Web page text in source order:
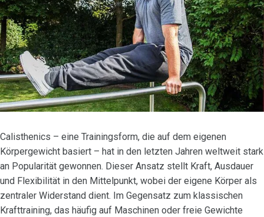
Calisthenics – eine Trainingsform, die auf dem eigenen
Körpergewicht basiert – hat in den letzten Jahren weltweit stark
an Popularität gewonnen. Dieser Ansatz stellt Kraft, Ausdauer
und Flexibilität in den Mittelpunkt, wobei der eigene Körper als
zentraler Widerstand dient. Im Gegensatz zum klassischen
Krafttraining, das häufig auf Maschinen oder freie Gewichte